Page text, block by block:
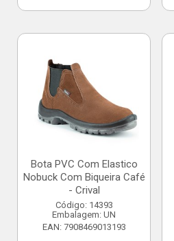
Bota PVC Com Elastico
Nobuck Com Biqueira Café
- Crival
Código: 14393
Embalagem: UN
EAN: 7908469013193